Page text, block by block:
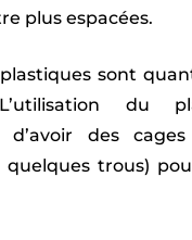
plus espacées.
sont
du
d’avoir des
quelques trous)